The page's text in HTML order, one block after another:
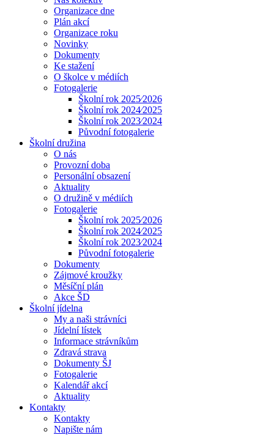
Organizace dne
Plán akcí
Organizace roku
Novinky
Dokumenty
Ke stažení
O školce v médiích
Fotogalerie
Školní rok 2025⁄2026
Školní rok 2024⁄2025
Školní rok 2023⁄2024
Původní fotogalerie
Školní družina
O nás
Provozní doba
Personální obsazení
Aktuality
O družině v médiích
Fotogalerie
Školní rok 2025⁄2026
Školní rok 2024⁄2025
Školní rok 2023⁄2024
Původní fotogalerie
Dokumenty
Zájmové kroužky
Měsíční plán
Akce ŠD
Školní jídelna
My a naši strávníci
Jídelní lístek
Informace strávníkům
Zdravá strava
Dokumenty ŠJ
Fotogalerie
Kalendář akcí
Aktuality
Kontakty
Kontakty
Napište nám